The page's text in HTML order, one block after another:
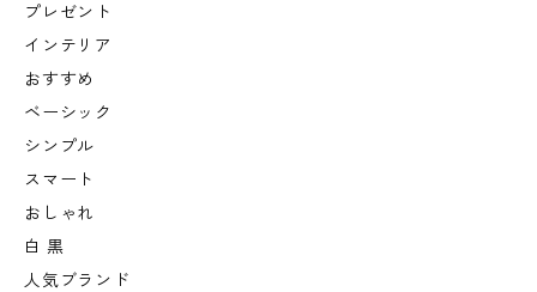
プレゼント
インテリア
おすすめ
ベーシック
シンプル
スマート
おしゃれ
白 黒
人気ブランド